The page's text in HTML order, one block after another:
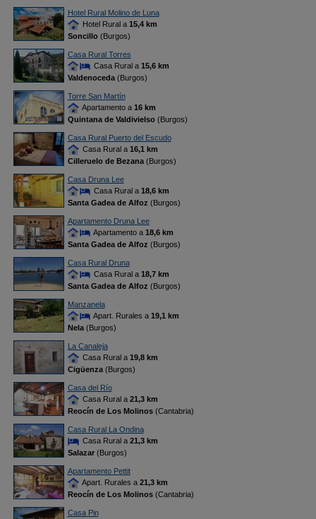
Hotel Rural Molino de Luna
Hotel Rural a 15,4 km
Soncillo(Burgos)
Casa Rural Torres
Casa Rural a 15,6 km
Valdenoceda(Burgos)
Torre San Martín
Apartamento a 16 km
Quintana de Valdivielso(Burgos)
Casa Rural Puerto del Escudo
Casa Rural a 16,1 km
Cilleruelo de Bezana(Burgos)
Casa Druna Lee
Casa Rural a 18,6 km
Santa Gadea de Alfoz (Burgos)
Apartamento Druna Lee
Apartamento a 18,6 km
Santa Gadea de Alfoz (Burgos)
Casa Rural Druna
Casa Rural a 18,7 km
Santa Gadea de Alfoz (Burgos)
Manzanela
Apart. Rurales a 19,1 km
Nela(Burgos)
La Canaleja
Casa Rural a 19,8 km
Cigüenza(Burgos)
Casa del Río
Casa Rural a 21,3 km
Reocín de Los Molinos(Cantabria)
Casa Rural La Ondina
Casa Rural a 21,3 km
Salazar(Burgos)
Apartamento Pettit
Apart. Rurales a 21,3 km
Reocín de Los Molinos(Cantabria)
Casa Pin